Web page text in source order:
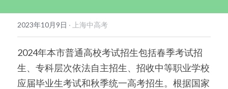
科创书店
心理咨询
美国高中NRCA
新闻消息
联系我们
2023年10月9日 · 上海中高考
2024年本市普通高校考试招生包括春季考试招
生、专科层次依法自主招生、招收中等职业学校
应届毕业生考试和秋季统一高考招生。根据国家